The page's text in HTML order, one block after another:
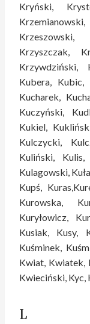
Kryński,
Krzyszczak,
Krzywdziński,
Kubera, Kubic,
Kucharek,
Kuczyński,
Kukiel,
Kulczycki,
Kuliński,
Kulagowski,
Kupś,
Kurowska,
Kuryłowicz,
Kusiak, Kusy,
Kuśminek,
Kwiat, Kwiatek,
Kwieciński, Kyc,
L